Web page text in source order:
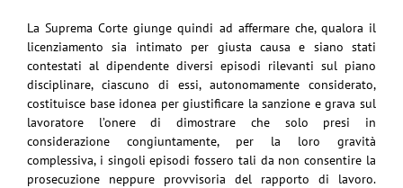
La Suprema Corte giunge quindi ad affermare che, qualora il
licenziamento sia intimato per giusta causa e siano stati
contestati al dipendente diversi episodi rilevanti sul piano
disciplinare, ciascuno di essi, autonomamente considerato,
costituisce base idonea per giustificare la sanzione e grava sul
lavoratore l’onere di dimostrare che solo presi in
considerazione congiuntamente, per la loro gravità
complessiva, i singoli episodi fossero tali da non consentire la
prosecuzione neppure provvisoria del rapporto di lavoro.